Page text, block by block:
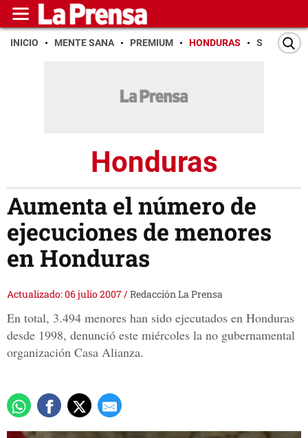
INICIO MENTE SANA PREMIUM HONDURAS SAN PEDRO
Honduras
Aumenta el número de
ejecuciones de menores
en Honduras
Actualizado: 06 julio 2007/Redacción La Prensa
En total, 3.494 menores han sido ejecutados en Honduras
desde 1998, denunció este miércoles la no gubernamental
organización Casa Alianza.